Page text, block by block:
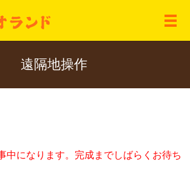
メ
遠隔地操作
中になります。完成までしばらくお待ち